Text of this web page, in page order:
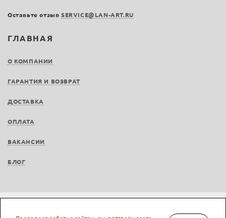
ГЛАВНАЯ
О КОМПАНИИ
ГАРАНТИЯ И ВОЗВРАТ
ДОСТАВКА
ОПЛАТА
ВАКАНСИИ
БЛОГ
Оставьте отзыв SERVICE@LAN-ART.RU
Не является публичной офертой © LAN-art.ru, 2013—2026. Все права защищены.